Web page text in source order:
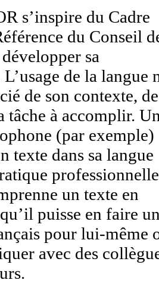
s’inspire du Cadre
du Conseil
sa
de la langue
de son contexte, de
tâche à accomplir.
(par exemple)
texte dans sa langue
professionnelle
un texte en
puisse en faire
pour lui-même
avec des